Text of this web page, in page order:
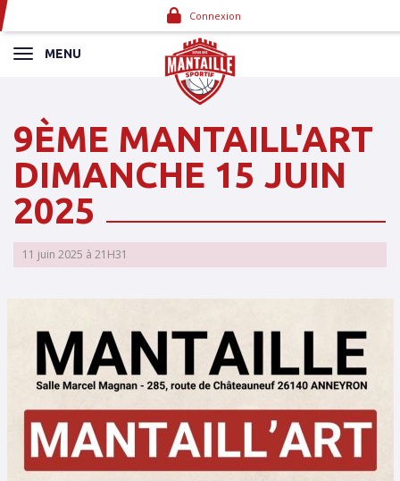
Connexion
MENU
9ÈME MANTAILL'ART
DIMANCHE 15 JUIN
2025
11 juin 2025 à 21H31
Panneau de gestion des cookies